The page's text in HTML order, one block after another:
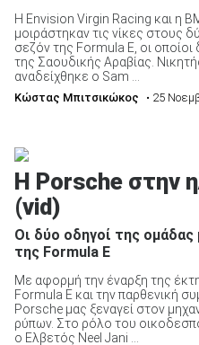
Η Envision Virgin Racing και η
μοιράστηκαν τις νίκες στους
σεζόν της Formula E, οι
της Σαουδικής Αραβίας.
αναδείχθηκε ο Sam ...
Κώστας Μπιτσικώκος • 25
Η Porsche στην
(vid)
Οι δύο οδηγοί της
της Formula E
Με αφορμή την έναρξη της
Formula E και την παρθενική
Porsche μας ξεναγεί στον
ρύπων. Στο ρόλο του
ο Ελβετός Neel Jani ...